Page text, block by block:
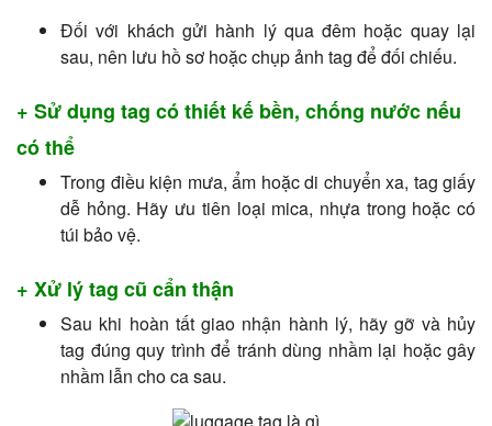
Đối với khách gửi hành lý qua đêm hoặc quay lại
sau, nên lưu hồ sơ hoặc chụp ảnh tag để đối chiếu.
+ Sử dụng tag có thiết kế bền, chống nước nếu
có thể
Trong điều kiện mưa, ẩm hoặc di chuyển xa, tag giấy
dễ hỏng. Hãy ưu tiên loại mica, nhựa trong hoặc có
túi bảo vệ.
+ Xử lý tag cũ cẩn thận
Sau khi hoàn tất giao nhận hành lý, hãy gỡ và hủy
tag đúng quy trình để tránh dùng nhầm lại hoặc gây
nhầm lẫn cho ca sau.